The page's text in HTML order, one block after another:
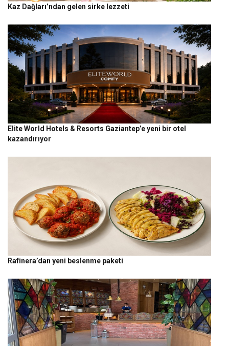
Kaz Dağları’ndan gelen sirke lezzeti
Elite World Hotels & Resorts Gaziantep’e yeni bir otel
kazandırıyor
Rafinera’dan yeni beslenme paketi